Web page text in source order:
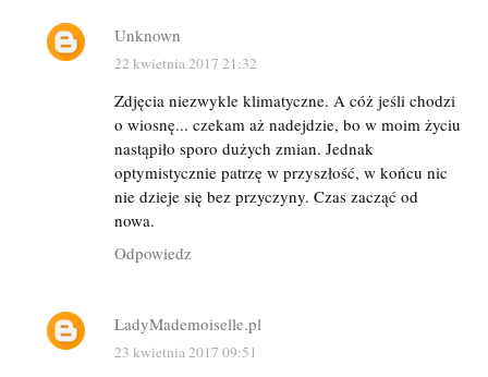
Unknown
22 kwietnia 2017 21:32
Zdjęcia niezwykle klimatyczne. A cóż jeśli chodzi
o wiosnę... czekam aż nadejdzie, bo w moim życiu
nastąpiło sporo dużych zmian. Jednak
optymistycznie patrzę w przyszłość, w końcu nic
nie dzieje się bez przyczyny. Czas zacząć od
nowa.
Odpowiedz
LadyMademoiselle.pl
23 kwietnia 2017 09:51